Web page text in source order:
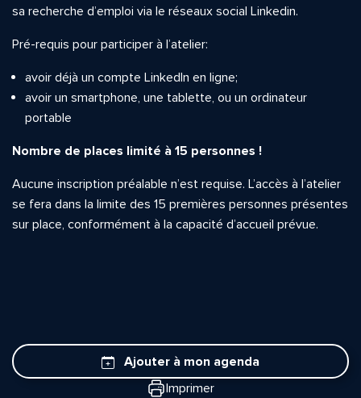
sa recherche d’emploi via le réseaux social Linkedin.
Pré-requis pour participer à l’atelier:
avoir déjà un compte Linkedln en ligne;
avoir un smartphone, une tablette, ou un ordinateur
portable
Nombre de places limité à 15 personnes !
Aucune inscription préalable n’est requise. L’accès à l’atelier
se fera dans la limite des 15 premières personnes présentes
sur place, conformément à la capacité d’accueil prévue.
Ajouter à mon agenda
Imprimer